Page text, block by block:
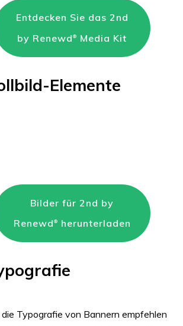
Entdecken Sie das 2nd
by Renewd® Media Kit
Elemente
Bilder für 2nd by
Renewd ® herunterladen
die Typografie von Bannern empfehlen